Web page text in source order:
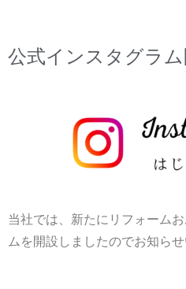
公式インスタグラ
当社では、新たにリフォーム
ムを開設しましたのでお知ら